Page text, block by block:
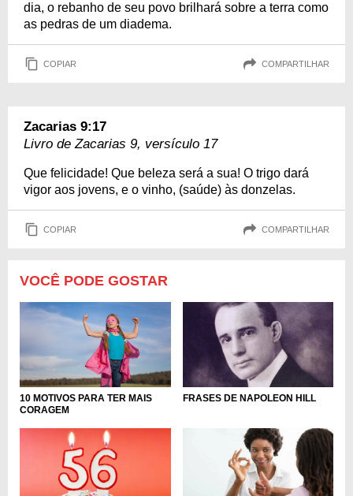
dia, o rebanho de seu povo brilhará sobre a terra como
as pedras de um diadema.
COPIAR COMPARTILHAR
Zacarias 9:17
Livro de Zacarias 9, versículo 17
Que felicidade! Que beleza será a sua! O trigo dará
vigor aos jovens, e o vinho, (saúde) às donzelas.
COPIAR COMPARTILHAR
VOCÊ PODE GOSTAR
10 MOTIVOS PARA TER MAIS
CORAGEM
FRASES DE NAPOLEON HILL